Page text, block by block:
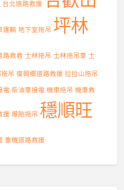
台北道路救援
運輸 地下室拖吊 坪林
路救救 士林拖吊 士林拖吊車 士
吊 復興鄉道路救援 拉拉山拖吊
電 柴油車接電 機車拖吊 機車救
援 爆胎拖吊 穩順旺
重機道路救援